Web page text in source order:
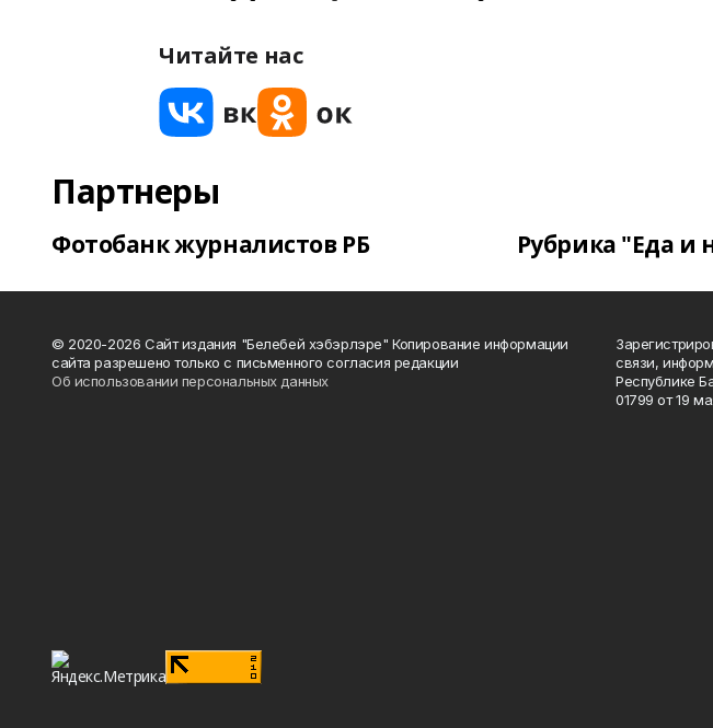
Читайте нас
Партнеры
Фотобанк журналистов РБ Рубрика "Еда и
© 2020-2026 Сайт издания "Белебей хэбэрлэре" Копирование информации
сайта разрешено только с письменного согласия редакции
Об использовании персональных данных
связи,
Республике
01799 от 19